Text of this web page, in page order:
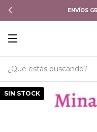
ENVÍOS
SIN STOCK